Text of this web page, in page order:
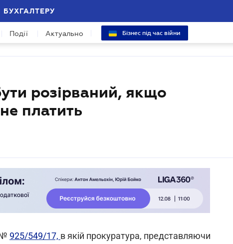
БУХГАЛТЕРУ
Події Актуально Бізнес під час війни
розірваний, якщо
платить
№ 925/549/17, в якій прокуратура, представляючи